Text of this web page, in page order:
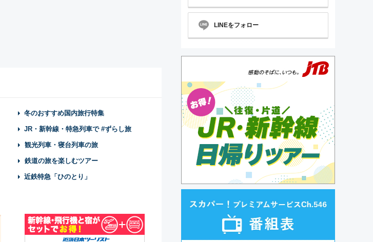
冬のおすすめ国内旅行特集
JR・新幹線・特急列車で #ずらし旅
観光列車・寝台列車の旅
鉄道の旅を楽しむツアー
近鉄特急「ひのとり」
LINEをフォロー